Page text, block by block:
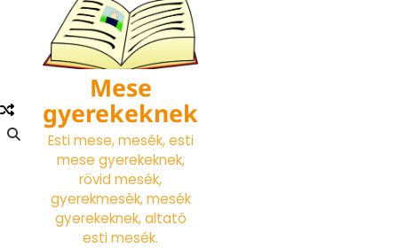
content
Mese
gyerekeknek
Esti mese, mesék, esti
mese gyerekeknek,
rövid mesék,
gyerekmesék, mesék
gyerekeknek, altató
esti mesék.